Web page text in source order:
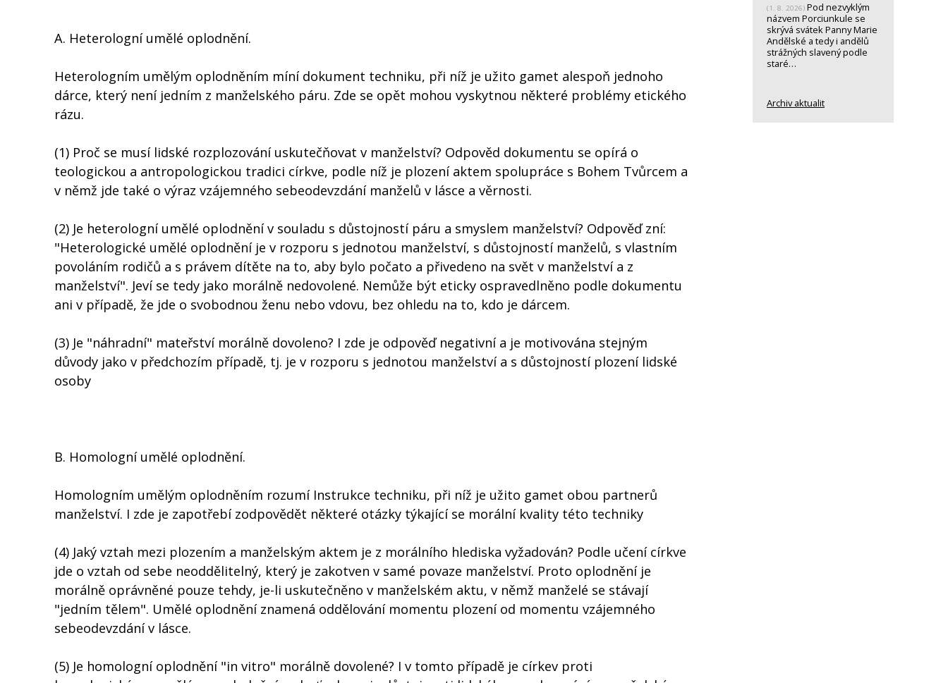
A. Heterologní umělé oplodnění.
Heterologním umělým oplodněním míní dokument techniku, při níž je užito gamet alespoň jednoho
dárce, který není jedním z manželského páru. Zde se opět mohou vyskytnou některé problémy etického
rázu.
(1) Proč se musí lidské rozplozování uskutečňovat v manželství? Odpověd dokumentu se opírá o
teologickou a antropologickou tradici církve, podle níž je plození aktem spolupráce s Bohem Tvůrcem a
v němž jde také o výraz vzájemného sebeodevzdání manželů v lásce a věrnosti.
(2) Je heterologní umělé oplodnění v souladu s důstojností páru a smyslem manželství? Odpověď zní:
"Heterologické umělé oplodnění je v rozporu s jednotou manželství, s důstojností manželů, s vlastním
povoláním rodičů a s právem dítěte na to, aby bylo počato a přivedeno na svět v manželství a z
manželství". Jeví se tedy jako morálně nedovolené. Nemůže být eticky ospravedlněno podle dokumentu
ani v případě, že jde o svobodnou ženu nebo vdovu, bez ohledu na to, kdo je dárcem.
(3) Je "náhradní" mateřství morálně dovoleno? I zde je odpověď negativní a je motivována stejným
důvody jako v předchozím případě, tj. je v rozporu s jednotou manželství a s důstojností plození lidské
osoby
B. Homologní umělé oplodnění.
Homologním umělým oplodněním rozumí Instrukce techniku, při níž je užito gamet obou partnerů
manželství. I zde je zapotřebí zodpovědět některé otázky týkající se morální kvality této techniky
(4) Jaký vztah mezi plozením a manželským aktem je z morálního hlediska vyžadován? Podle učení církve
jde o vztah od sebe neoddělitelný, který je zakotven v samé povaze manželství. Proto oplodnění je
morálně oprávněné pouze tehdy, je-li uskutečněno v manželském aktu, v němž manželé se stávají
"jedním tělem". Umělé oplodnění znamená oddělování momentu plození od momentu vzájemného
sebeodevzdání v lásce.
(5) Je homologní oplodnění "in vitro" morálně dovolené? I v tomto případě je církev proti
(1. 8. 2026) Pod nezvyklým
názvem Porciunkule se
skrývá svátek Panny Marie
Andělské a tedy i andělů
strážných slavený podle
staré…
Archiv aktualit